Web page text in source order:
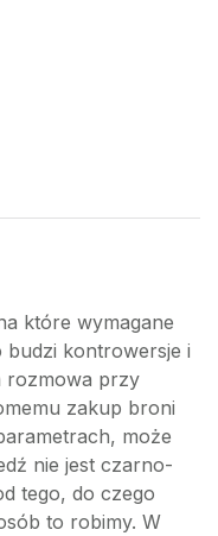
które wymagane
budzi kontrowersje i
rozmowa przy
zakup broni
może
nie jest czarno-
tego, do czego
to robimy. W